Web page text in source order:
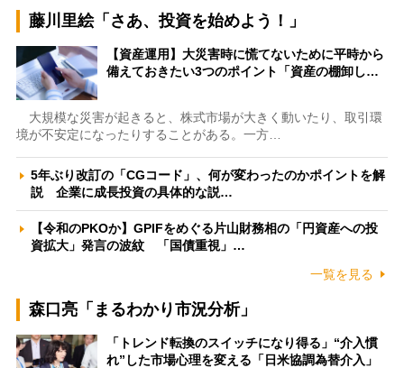
藤川里絵「さあ、投資を始めよう！」
【資産運用】大災害時に慌てないために平時から
備えておきたい3つのポイント「資産の棚卸し…
大規模な災害が起きると、株式市場が大きく動いたり、取引環
境が不安定になったりすることがある。一方…
5年ぶり改訂の「CGコード」、何が変わったのかポイントを解
説 企業に成長投資の具体的な説…
【令和のPKOか】GPIFをめぐる片山財務相の「円資産への投
資拡大」発言の波紋 「国債重視」…
一覧を見る
森口亮「まるわかり市況分析」
「トレンド転換のスイッチになり得る」“介入慣
れ”した市場心理を変える「日米協調為替介入」